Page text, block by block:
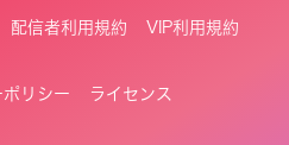
配信者利用規約 VIP利用規約
リシー ライセンス